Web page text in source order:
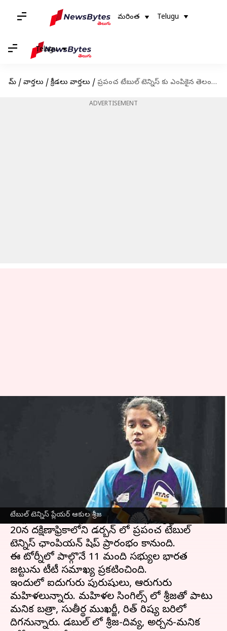
మరింత Telugu
Telugu
హోమ్ / వార్తలు / క్రీడలు వార్తలు / ప్రపంచ టేబుల్ టెన్నిస్ కు ఎంపికైన తెలంగాణ అమ్మాయి
ADVERTISEMENT
టేబుల్ టెన్నిస్ ప్లేయర్ ఆకుల శ్రీజ
ప్రపంచ టేబుల్ టెన్నిస్ కు ఎంపికైన
తెలంగాణ అమ్మాయి
Apr 26, 2023 04:33 pm
తెలంగాణ అమ్మాయి ఆకుల శ్రీజ మరోసారి సత్తా
చాటింది. ప్రపంచటేబుల్ టెన్నిస్ఛాంపియన్ షిప్ లో
పాల్గొనే భారత్ జట్టుకు ఎంపికై రికార్డు సృష్టించింది. మే
20న దక్షిణాఫ్రికాలోని డర్బన్ లో ప్రపంచ టేబుల్
టెన్నిస్ ఛాంపియన్ షిప్ ప్రారంభం కానుంది.
ఈ టోర్నీలో పాల్గొనే 11 మంది సభ్యుల భారత
జట్టును టీటీ సమాఖ్య ప్రకటించింది.
ఇందులో ఐదుగురు పురుషులు, ఆరుగురు
మహిళలున్నారు. మహిళల సింగిల్స్ లో శ్రీజతో పాటు
మనిక బత్రా, సుతీర్థ ముఖర్జీ, రిత్ రిష్య బరిలో
దిగనున్నారు. డబుల్ లో శ్రీజ-దివ్య, అర్చన-మనిక